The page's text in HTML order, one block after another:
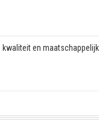
kwaliteit en maatschappelijk